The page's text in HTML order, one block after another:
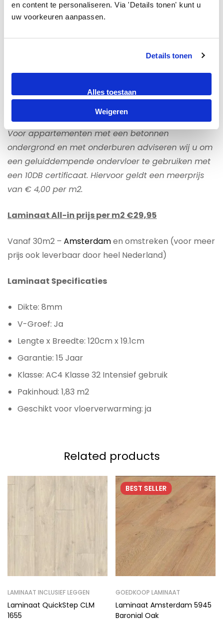
en content te personaliseren. Via 'Details tonen' kunt u
uw voorkeuren aanpassen.
Details tonen
Alles toestaan
Weigeren
verbinding.
Met 15 Jaar fabrieksgarantie is dit
vloeris niet alleen mooi om te zien maar ook
onderhoudsvriendelijk en goed bestand tegen de
Voor een houten ondergrond adviseren wij als
ondervloer groene platen.
Voor appartementen met een betonnen
ondergrond en met onderburen adviseren wij u om
een geluiddempende ondervloer te gebruiken met
een 10DB certificaat. Hiervoor geldt een meerprijs
van € 4,00 per m2.
Laminaat All-in prijs per m2 €29,95
Vanaf 30m2 – Amsterdamen omstreken (voor meer
prijs ook leverbaar door heel Nederland)
Laminaat Specificaties
Dikte: 8mm
V-Groef: Ja
Lengte x Breedte: 120cm x 19.1cm
Garantie: 15 Jaar
Klasse: AC4 Klasse 32 Intensief gebruik
Pakinhoud: 1,83 m2
Geschikt voor vloerverwarming: ja
Related products
LAMINAAT INCLUSIEF LEGGEN
Laminaat QuickStep CLM
1655
BEST SELLER
GOEDKOOP LAMINAAT
Laminaat Amsterdam 5945
Baronial Oak